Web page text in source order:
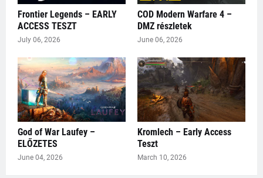
Frontier Legends – EARLY
ACCESS TESZT
July 06, 2026
COD Modern Warfare 4 –
DMZ részletek
June 06, 2026
God of War Laufey –
ELŐZETES
June 04, 2026
Kromlech – Early Access
Teszt
March 10, 2026